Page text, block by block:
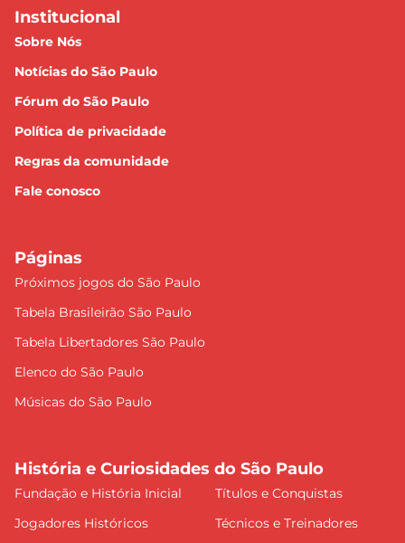
Institucional
Sobre Nós
Notícias do São Paulo
Fórum do São Paulo
Política de privacidade
Regras da comunidade
Fale conosco
Páginas
Próximos jogos do São Paulo
Tabela Brasileirão São Paulo
Tabela Libertadores São Paulo
Elenco do São Paulo
Músicas do São Paulo
História e Curiosidades do São Paulo
Fundação e História Inicial
Títulos e Conquistas
Jogadores Históricos
Técnicos e Treinadores